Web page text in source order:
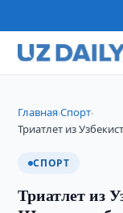
Главная›Спорт›
Триатлет из
СПОРТ
Триатлет из